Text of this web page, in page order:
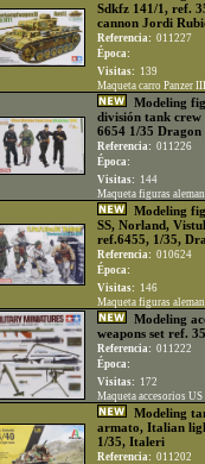
Sdkfz 141/1, ref.
cannon Jordi
Referencia: 011227
Época:
Visitas: 139
Maqueta carro Panzer
Modeling
división tank
6654 1/35 Dragon
Referencia: 011226
Época:
Visitas: 144
Maqueta figuras
Modeling
SS, Norland,
ref.6455, 1/35,
Referencia: 010624
Época:
Visitas: 146
Maqueta figuras
Modeling
weapons set ref.
Referencia: 011222
Época:
Visitas: 172
Maqueta accesorios
Modeling
armato, Italian
1/35, Italeri
Referencia: 011202